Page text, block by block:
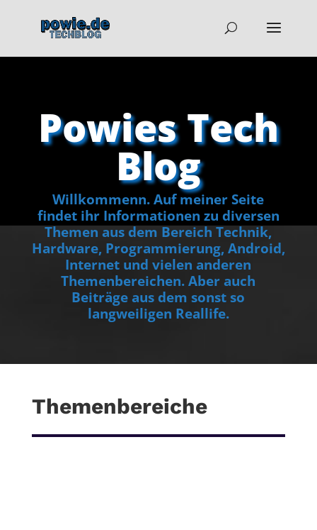
Powies Tech
Blog
Willkommenn. Auf meiner Seite
findet ihr Informationen zu diversen
Themen aus dem Bereich Technik,
Hardware, Programmierung, Android,
Internet und vielen anderen
Themenbereichen. Aber auch
Beiträge aus dem sonst so
langweiligen Reallife.
Themenbereiche